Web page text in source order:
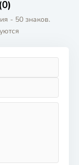
- 50 знаков.